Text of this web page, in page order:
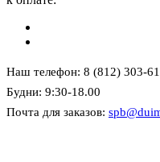
Наш телефон: 8 (812) 303-
Будни: 9:30-18.00
Почта для заказов: